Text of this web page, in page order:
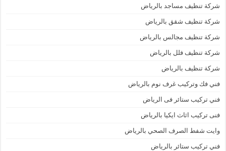
شركة تنظيف مساجد بالرياض
شركة تنظيف شقق بالرياض
شركة تنظيف مجالس بالرياض
شركة تنظيف فلل بالرياض
شركة تنظيف بالرياض
فني فك وتركيب غرف نوم بالرياض
فني تركيب ستائر فى الرياض
فنى تركيب اثاث ايكيا بالرياض
وايت شفط الصرف الصحي بالرياض
فني تركيب ستائر بالرياض